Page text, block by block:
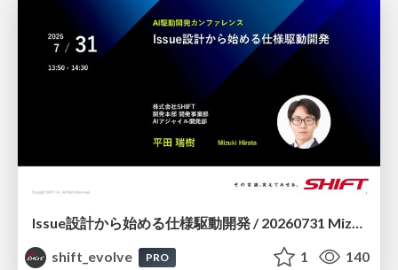
Issue設計から始める仕様駆動開発 / 20260731 Mizuki Hirata
shift_evolve
PRO 1 140